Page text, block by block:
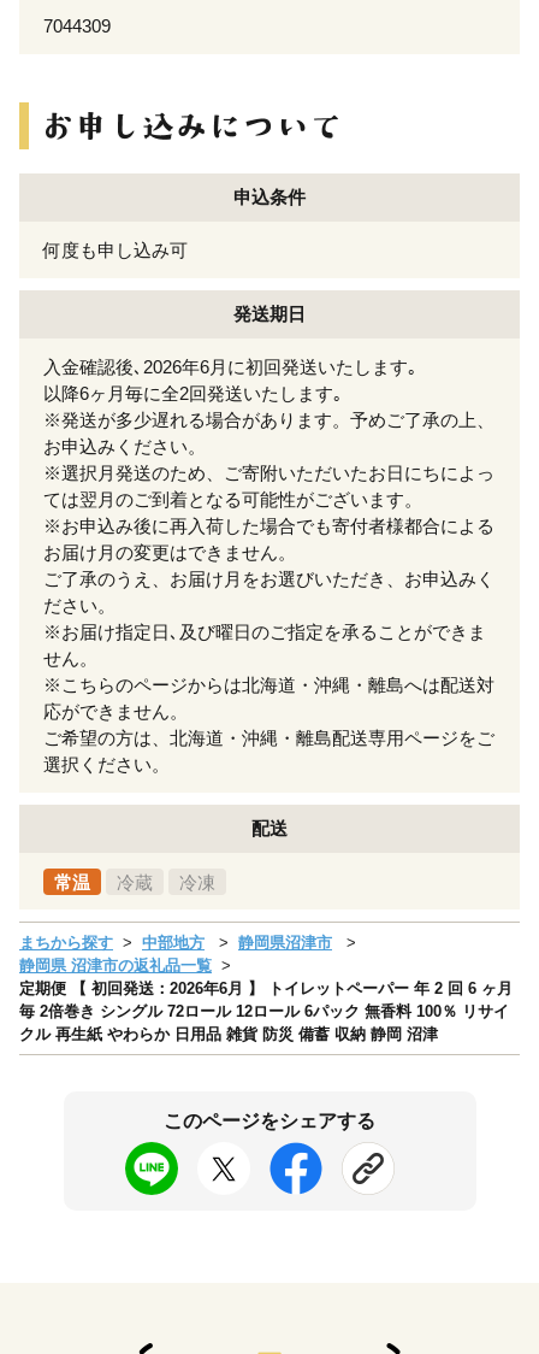
7044309
申込条件
何度も申し込み可
発送期日
入金確認後､2026年6月に初回発送いたします｡
以降6ヶ月毎に全2回発送いたします｡
※発送が多少遅れる場合があります。予めご了承の上、
お申込みください。
※選択月発送のため、ご寄附いただいたお日にちによっ
ては翌月のご到着となる可能性がございます。
※お申込み後に再入荷した場合でも寄付者様都合による
お届け月の変更はできません。
ご了承のうえ、お届け月をお選びいただき、お申込みく
ださい。
※お届け指定日､及び曜日のご指定を承ることができま
せん。
※こちらのページからは北海道・沖縄・離島へは配送対
応ができません。
ご希望の方は、北海道・沖縄・離島配送専用ページをご
選択ください。
配送
常温 冷蔵 冷凍
まちから探す 中部地方
静岡県沼津市
静岡県 沼津市の返礼品一覧
定期便 【 初回発送：2026年6月 】 トイレットペーパー 年 2 回 6 ヶ月
毎 2倍巻き シングル 72ロール 12ロール 6パック 無香料 100％ リサイ
クル 再生紙 やわらか 日用品 雑貨 防災 備蓄 収納 静岡 沼津
このページをシェアする